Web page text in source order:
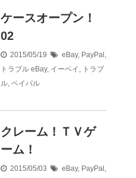
ケースオープン！
02
2015/05/19 eBay, PayPal ,
トラブル eBay, イーベイ , トラブ
ル, ペイパル
クレーム！ＴＶゲ
ーム！
2015/05/03 eBay, PayPal ,